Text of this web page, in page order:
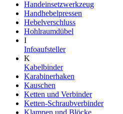
Handeinsetzwerkzeug
Handhebelpressen
Hebelverschluss
Hohlraumdübel
I
Infoaufsteller
K
Kabelbinder
Karabinerhaken
Kauschen
Ketten und Verbinder
Ketten-Schraubverbinder
Klampen und Blöcke